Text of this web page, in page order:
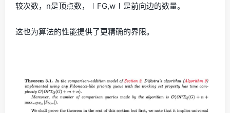
较次数，n是顶点数，∣FG,w∣是前向边的数量。
这也为算法的性能提供了更精确的界限。